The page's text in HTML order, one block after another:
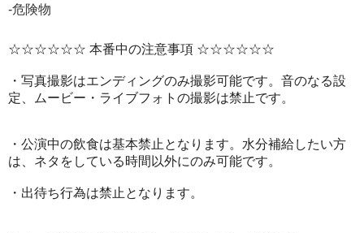
-危険物
☆☆☆☆☆☆ 本番中の注意事項 ☆☆☆☆☆☆
・写真撮影はエンディングのみ撮影可能です。音のなる設
定、ムービー・ライブフォトの撮影は禁止です。
・公演中の飲食は基本禁止となります。水分補給したい方
は、ネタをしている時間以外にのみ可能です。
・出待ち行為は禁止となります。